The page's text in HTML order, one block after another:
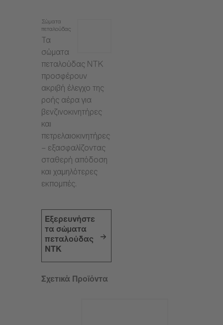
Σώματα
πεταλούδας
Τα
σώματα
πεταλούδας NTK
προσφέρουν
ακριβή έλεγχο της
ροής αέρα για
βενζινοκινητήρες
και
πετρελαιοκινητήρες
– εξασφαλίζοντας
σταθερή απόδοση
και χαμηλότερες
εκπομπές.
Εξερευνήστε
τα σώματα
πεταλούδας
NTK
Σχετικά Προϊόντα